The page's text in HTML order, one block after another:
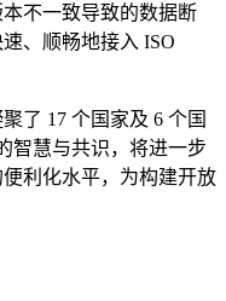
不一致导致的数据断
、顺畅地接入 ISO
了 17 个国家及 6 个国
智慧与共识，将进一步
利化水平，为构建开放